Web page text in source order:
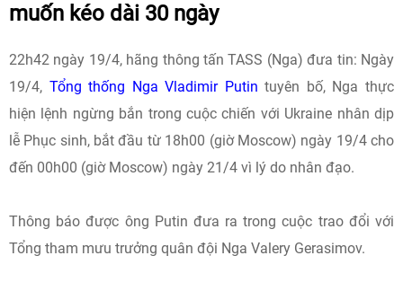
muốn kéo dài 30 ngày
22h42 ngày 19/4, hãng thông tấn TASS (Nga) đưa tin: Ngày
19/4, Tổng thống Nga Vladimir Putin tuyên bố, Nga thực
hiện lệnh ngừng bắn trong cuộc chiến với Ukraine nhân dịp
lễ Phục sinh, bắt đầu từ 18h00 (giờ Moscow) ngày 19/4 cho
đến 00h00 (giờ Moscow) ngày 21/4 vì lý do nhân đạo.
Thông báo được ông Putin đưa ra trong cuộc trao đổi với
Tổng tham mưu trưởng quân đội Nga Valery Gerasimov.